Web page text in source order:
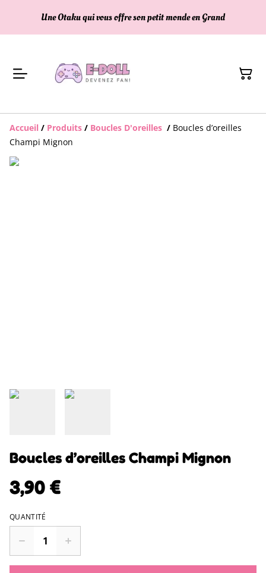
Une Otaku qui vous offre son petit monde en Grand
Accueil / Produits / Boucles D'oreilles / Boucles d’oreilles
Champi Mignon
Boucles d’oreilles Champi Mignon
3,90 €
QUANTITÉ